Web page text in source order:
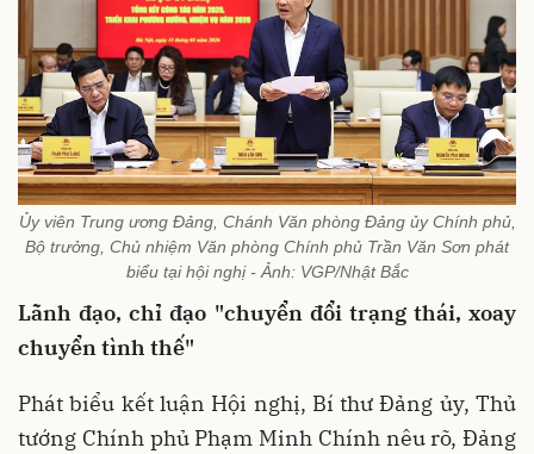
Ủy viên Trung ương Đảng, Chánh Văn phòng Đảng ủy Chính phủ,
Bộ trưởng, Chủ nhiệm Văn phòng Chính phủ Trần Văn Sơn phát
biểu tại hội nghị - Ảnh: VGP/Nhật Bắc
Lãnh đạo, chỉ đạo "chuyển đổi trạng thái, xoay
chuyển tình thế"
Phát biểu kết luận Hội nghị, Bí thư Đảng ủy, Thủ
tướng Chính phủ Phạm Minh Chính nêu rõ, Đảng